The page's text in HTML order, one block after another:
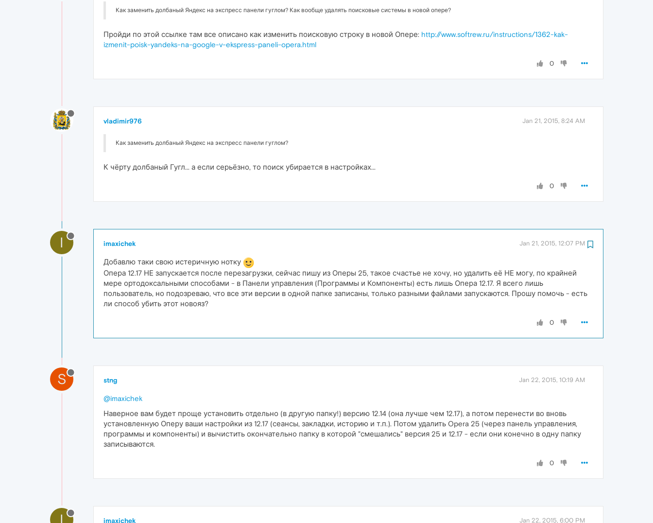
Как заменить долбаный Яндекс на экспресс панели гуглом? Как вообще удалять поисковые системы в новой опере?
Пройди по этой ссылке там все описано как изменить поисковую строку в новой Опере: http://www.softrew.ru/instructions/1362-kak-
izmenit-poisk-yandeks-na-google-v-ekspress-paneli-opera.html
0
vladimir976 Jan 21, 2015, 8:24 AM
Как заменить долбаный Яндекс на экспресс панели гуглом?
К чёрту долбаный Гугл... а если серьёзно, то поиск убирается в настройках...
0
I imaxichek Jan 21, 2015, 12:07 PM
Добавлю таки свою истеричную нотку
Опера 12.17 НЕ запускается после перезагрузки, сейчас пишу из Оперы 25, такое счастье не хочу, но удалить её НЕ могу, по крайней
мере ортодоксальными способами - в Панели управления (Программы и Компоненты) есть лишь Опера 12.17. Я всего лишь
пользователь, но подозреваю, что все эти версии в одной папке записаны, только разными файлами запускаются. Прошу помочь - есть
ли способ убить этот новояз?
0
S stng Jan 22, 2015, 10:19 AM
@imaxichek
Наверное вам будет проще установить отдельно (в другую папку!) версию 12.14 (она лучше чем 12.17), а потом перенести во вновь
установленную Оперу ваши настройки из 12.17 (сеансы, закладки, историю и т.п.). Потом удалить Opera 25 (через панель управления,
программы и компоненты) и вычистить окончательно папку в которой "смешались" версия 25 и 12.17 - если они конечно в одну папку
записываются.
0
I imaxichek Jan 22, 2015, 6:00 PM